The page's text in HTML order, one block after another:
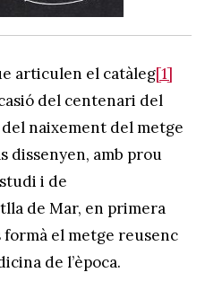
articulen el catàleg[1]
del centenari del
naixement del metge
dissenyen, amb prou
i de
de Mar, en primera
formà el metge reusenc
de l’època.